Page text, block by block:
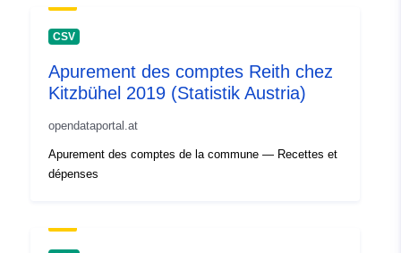
CSV
Apurement des comptes Reith chez
Kitzbühel 2019 (Statistik Austria)
opendataportal.at
Apurement des comptes de la commune — Recettes et
dépenses